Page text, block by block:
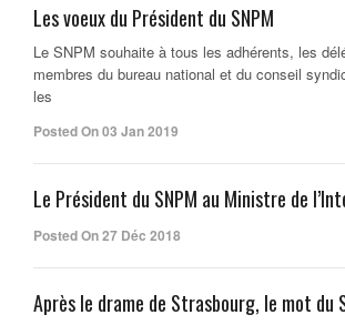
Les voeux du Président du SNPM
Le SNPM souhaite à tous les adhérents, les
membres du bureau national et du conseil
les
Posted On 03 Jan 2019
Le Président du SNPM au Ministre de
Posted On 27 Déc 2018
Après le drame de Strasbourg, le mot du